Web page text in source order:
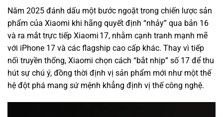
Năm 2025 đánh dấu một bước ngoặt trong chiến lược sản
phẩm của Xiaomi khi hãng quyết định “nhảy” qua bản 16
và ra mắt trực tiếp Xiaomi 17, nhằm cạnh tranh mạnh mẽ
với iPhone 17 và các flagship cao cấp khác. Thay vì tiếp
nối truyền thống, Xiaomi chọn cách “bắt nhịp” số 17 để thu
hút sự chú ý, đồng thời định vị sản phẩm mới như một thế
hệ đột phá mang sứ mệnh khẳng định vị thế công nghệ.